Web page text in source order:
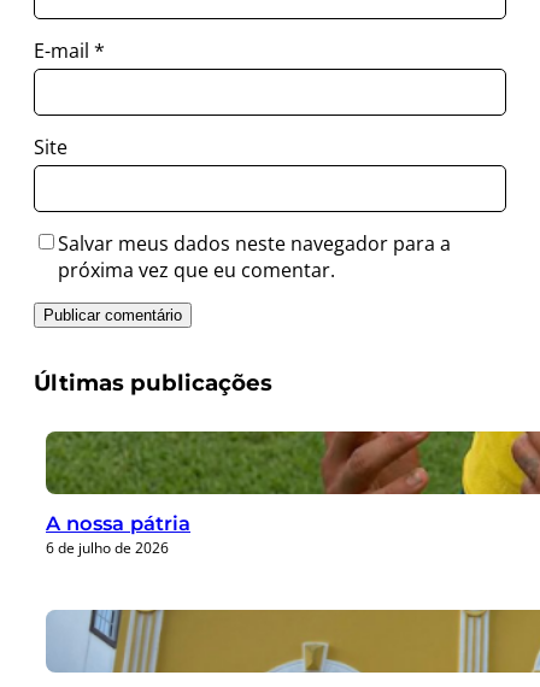
E-mail *
Site
Salvar meus dados neste navegador para a
próxima vez que eu comentar.
Últimas publicações
A nossa pátria
6 de julho de 2026